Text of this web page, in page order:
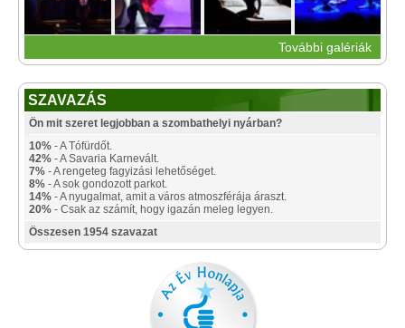
További galériák
SZAVAZÁS
Ön mit szeret legjobban a szombathelyi nyárban?
10% - A Tófürdőt.
42% - A Savaria Karnevált.
7% - A rengeteg fagyizási lehetőséget.
8% - A sok gondozott parkot.
14% - A nyugalmat, amit a város atmoszférája áraszt.
20% - Csak az számít, hogy igazán meleg legyen.
Összesen 1954 szavazat